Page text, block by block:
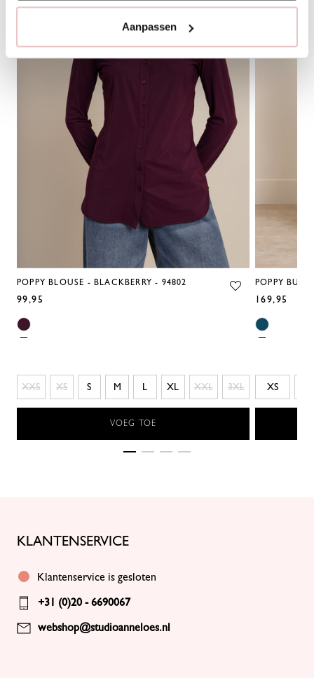
Aanpassen
POPPY BLOUSE - BLACKBERRY - 94802
99,95
XXS XS S M L XL XXL 3XL
VOEG TOE
POPPY
169,95
XS
KLANTENSERVICE
Klantenservice is gesloten
+31 (0)20 - 6690067
webshop@studioanneloes.nl